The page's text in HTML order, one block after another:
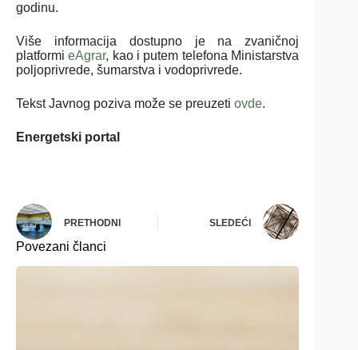
godinu.
Više informacija dostupno je na zvaničnoj
platformieAgrar, kao i putem telefona Ministarstva
poljoprivrede, šumarstva i vodoprivrede.
Tekst Javnog poziva može se preuzeti ovde.
Energetski portal
PRETHODNI SLEDEĆI
Povezani članci